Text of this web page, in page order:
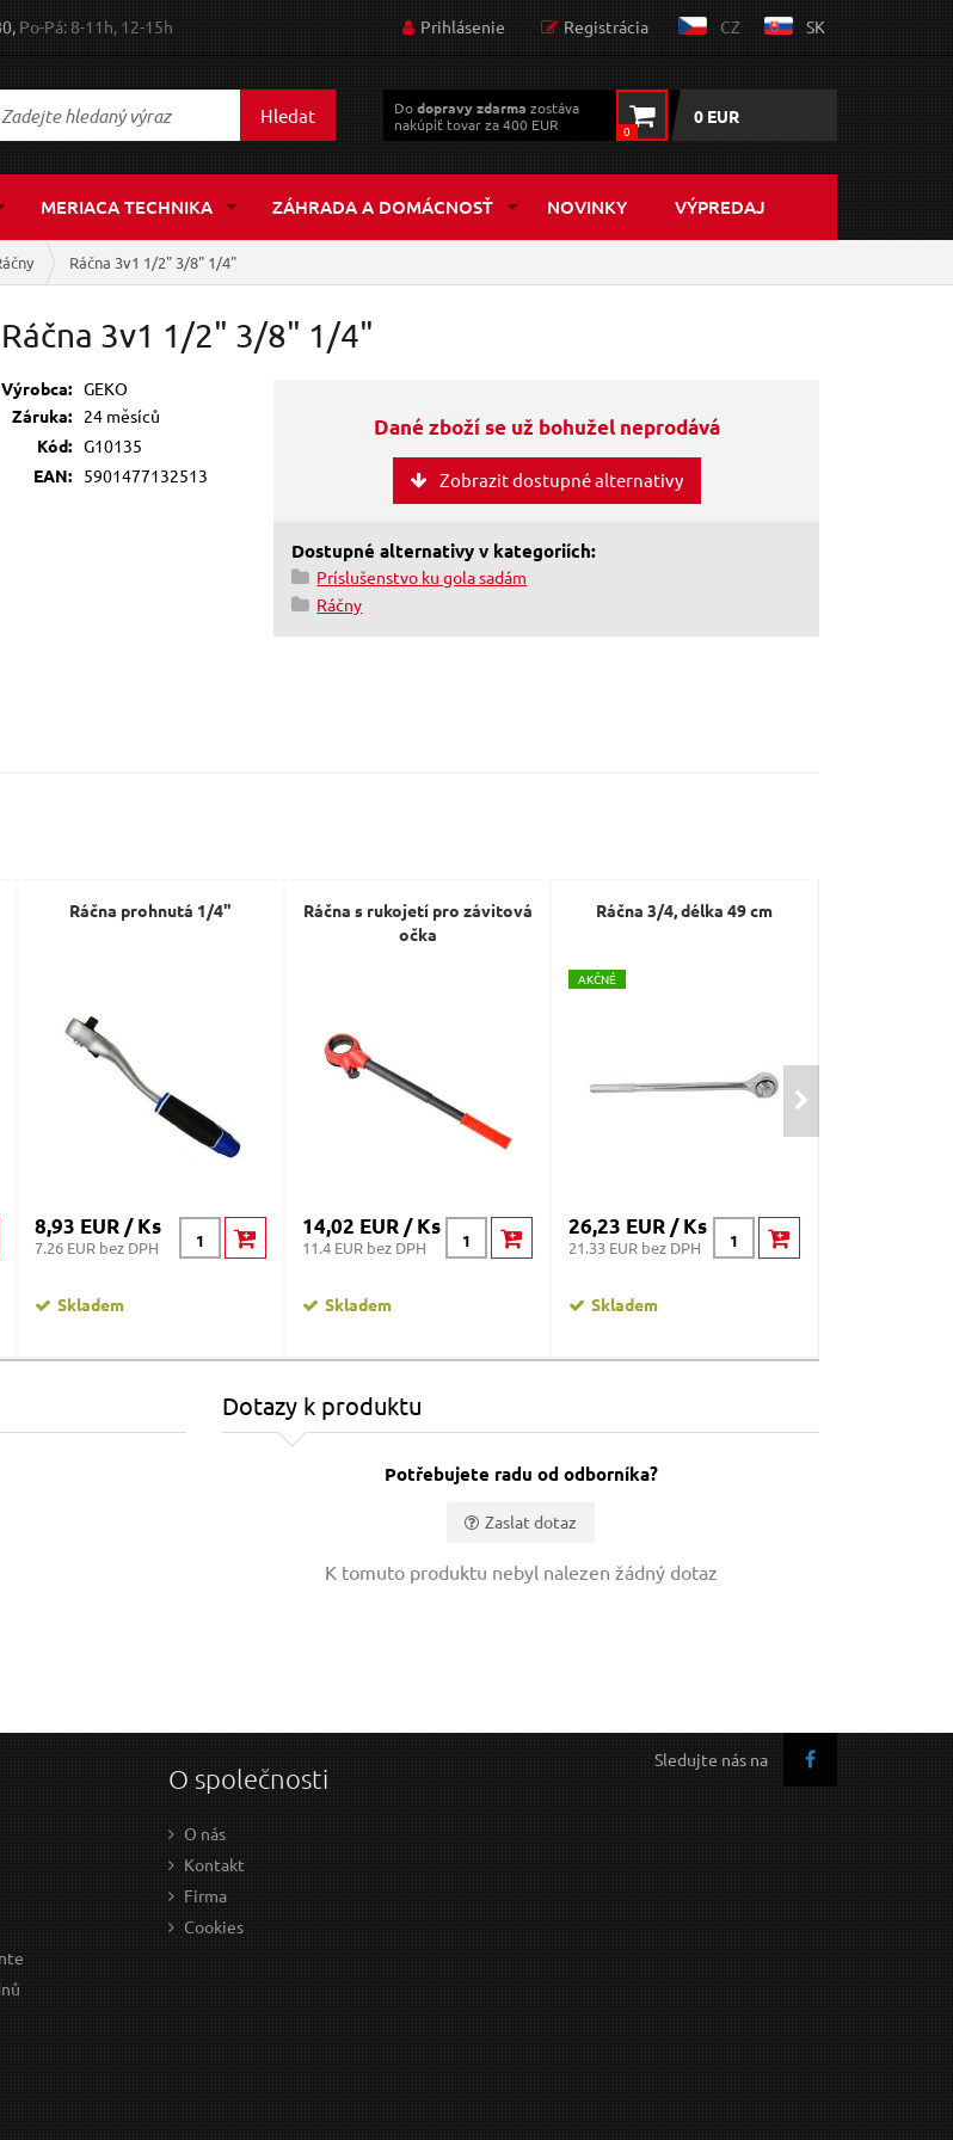
Po-Pá: 8-11h, 12-15h Prihlásenie Registrácia CZ SK
Hledat Dodopravy zdarma zostáva
nakúpiť tovar za 400 EUR
0
0 EUR
MERIACA TECHNIKA ZÁHRADA A DOMÁCNOSŤ NOVINKY VÝPREDAJ
Ráčna 3v1 1/2" 3/8" 1/4"
Ráčna 3v1 1/2" 3/8" 1/4"
Výrobca: GEKO
Záruka:
24 měsíců
Kód: G10135
EAN:
5901477132513
Dané zboží se už bohužel neprodává
Zobrazit dostupné alternativy
Dostupné alternativy v kategoriích:
Príslušenstvo ku gola sadám
Ráčny
Ráčna prohnutá 1/4"
8,93 EUR / Ks
7.26 EUR bez DPH
Skladem
Ráčna s rukojetí pro závitová
očka
14,02 EUR / Ks
11.4 EUR bez DPH
Skladem
Ráčna 3/4, délka 49 cm
AKČNÉ
26,23 EUR / Ks
21.33 EUR bez DPH
Skladem
Dotazy k produktu
Potřebujete radu od odborníka?
Zaslat dotaz
Dotaz:
K tomuto produktu nebyl nalezen žádný dotaz
Sledujte nás na
O společnosti
O nás
Kontakt
Firma
Cookies